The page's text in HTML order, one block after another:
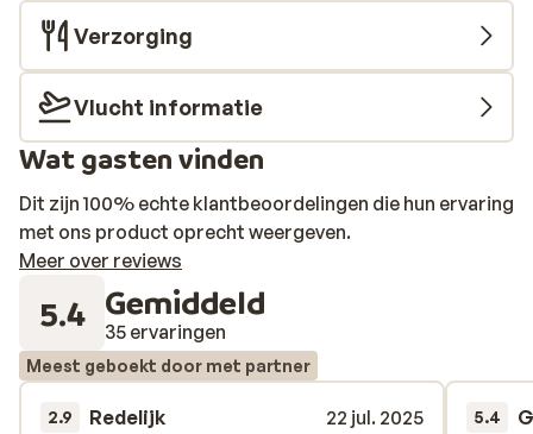
bubbelmassage in het Turks bad of een weldadige
gezichtsbehandeling, het kan allemaal. Alle maaltijden,
snacks en verschillende drankjes zijn inbegrepen.
Iedere dag staat er weer een uitgebreid buffet voor je
klaar en voor een lekker drankje tussendoor kun je
terecht in verschillende bars. Je voelt je al snel thuis in
Verzorging
Vlucht informatie
Wat gasten vinden
Dit zijn 100% echte klantbeoordelingen die hun ervaring
met ons product oprecht weergeven.
Meer over reviews
5.4 Gemiddeld
35 ervaringen
Meest geboekt door met partner
2.9 Redelijk
22 jul. 2025
5.4